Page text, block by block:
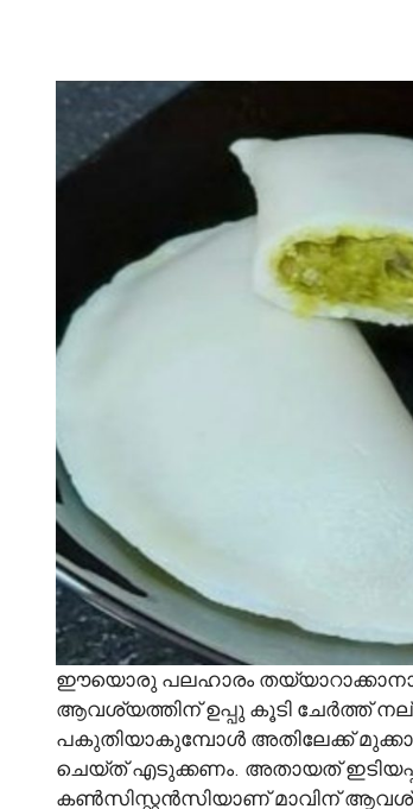
ഈയൊരു പലഹാരം
ആവശ്യത്തിന് ഉപ്പു കൂടി ചേർത്ത്
പകുതിയാകുമ്പോൾ അതിലേക്ക്
ചെയ്ത് എടുക്കണം. അതായത്
കൺസിസ്റ്റൻസിയാണ് മാവിന്